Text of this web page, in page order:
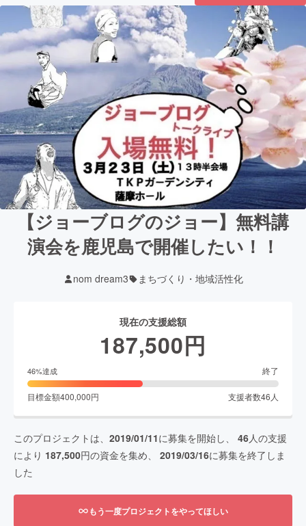
【ジョーブログのジョー】無料講
演会を鹿児島で開催したい！！
nom dream3 まちづくり・地域活性化
現在の支援総額
187,500円
46%達成 終了
目標金額400,000円 支援者数46 人
このプロジェクトは、 2019/01/11に募集を開始し、 46人の支援
により 187,500円の資金を集め、 2019/03/16に募集を終了しま
した
もう一度プロジェクトをやってほしい